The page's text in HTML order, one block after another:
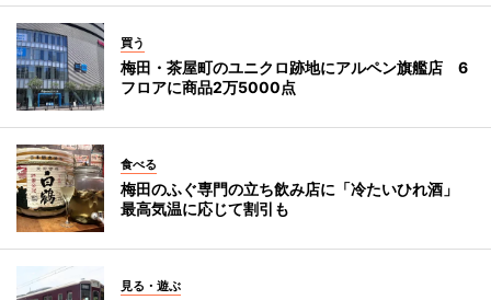
買う
梅田・茶屋町のユニクロ跡地にアルペン旗艦店 6
フロアに商品2万5000点
食べる
梅田のふぐ専門の立ち飲み店に「冷たいひれ酒」
最高気温に応じて割引も
見る・遊ぶ